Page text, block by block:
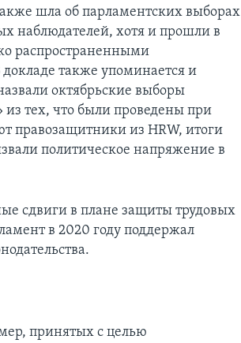
шла об парламентских выборах
наблюдателей, хотя и прошли в
распространенными
также упоминается и
октябрьские выборы
тех, что были проведены при
правозащитники из HRW, итоги
политическое напряжение в
сдвиги в плане защиты трудовых
в 2020 году поддержал
мер, принятых с целью